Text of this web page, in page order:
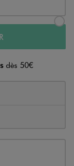
dès 50€